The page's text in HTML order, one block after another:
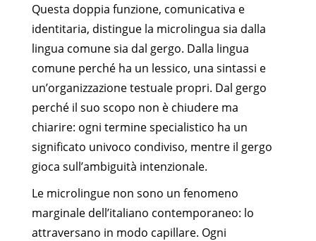
Questa doppia funzione, comunicativa e
identitaria, distingue la microlingua sia dalla
lingua comune sia dal gergo. Dalla lingua
comune perché ha un lessico, una sintassi e
un’organizzazione testuale propri. Dal gergo
perché il suo scopo non è chiudere ma
chiarire: ogni termine specialistico ha un
significato univoco condiviso, mentre il gergo
gioca sull’ambiguità intenzionale.
Le microlingue non sono un fenomeno
marginale dell’italiano contemporaneo: lo
attraversano in modo capillare. Ogni